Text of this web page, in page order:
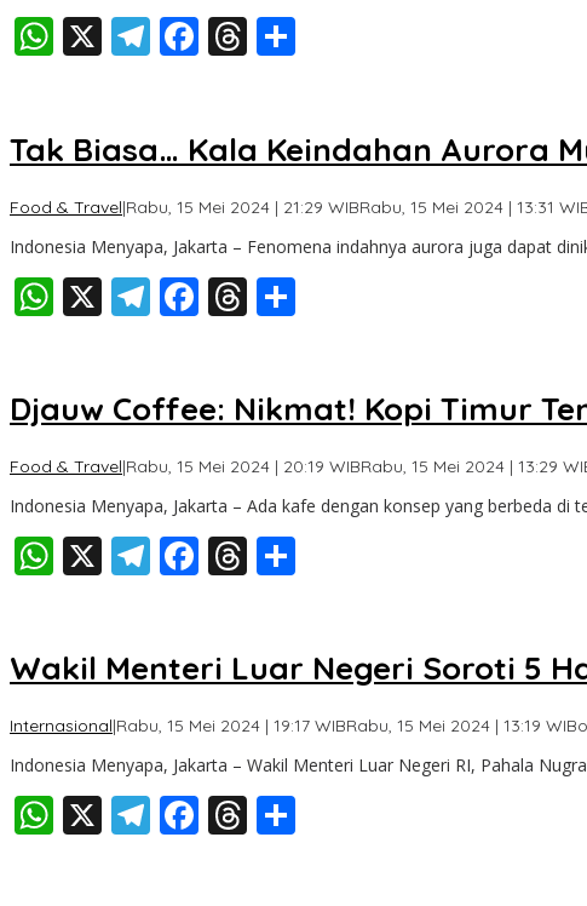
WhatsApp
X Telegram
Facebook
Threads
Tak Biasa… Kala Keindahan Aurora
Food & Travel|Rabu, 15 Mei 2024 | 21:29 WIBRabu, 15 Mei 2024 | 13:31
Indonesia Menyapa, Jakarta – Fenomena indahnya aurora juga dapat
WhatsApp
X Telegram
Facebook
Threads
Djauw Coffee: Nikmat! Kopi Timur
Food & Travel|Rabu, 15 Mei 2024 | 20:19 WIBRabu, 15 Mei 2024 | 13:29
Indonesia Menyapa, Jakarta – Ada kafe dengan konsep yang berbeda di
WhatsApp
X Telegram
Facebook
Threads
Wakil Menteri Luar Negeri Soroti 5
Internasional|Rabu, 15 Mei 2024 | 19:17 WIBRabu, 15 Mei 2024 | 13:19 WIB
Indonesia Menyapa, Jakarta – Wakil Menteri Luar Negeri RI, Pahala
WhatsApp
X Telegram
Facebook
Threads